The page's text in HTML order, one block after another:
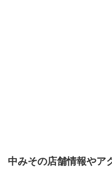
中みその店舗情報やア